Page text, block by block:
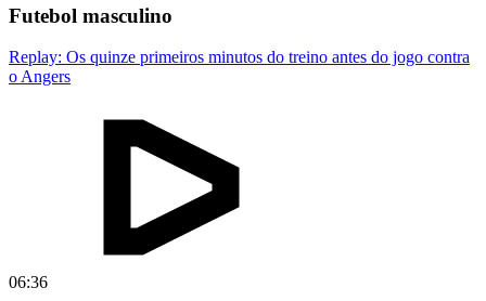
Futebol masculino
Replay: Os quinze primeiros minutos do treino antes do jogo contra
o Angers
06:36